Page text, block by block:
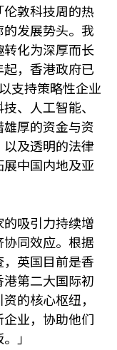
敦科技周的热
发展势头。我
化为深厚而长
，香港政府已
支持策略性企业
、人工智能、
厚的资金与资
及透明的法律
中国内地及亚
吸引力持续增
同效应。根据
英国目前是香
第二大国际初
的核心枢纽，
业，协助他们
」